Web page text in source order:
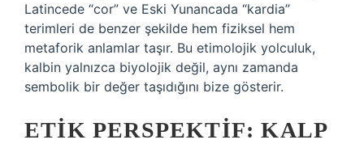
Latincede “cor” ve Eski Yunancada “kardia”
terimleri de benzer şekilde hem fiziksel hem
metaforik anlamlar taşır. Bu etimolojik yolculuk,
kalbin yalnızca biyolojik değil, aynı zamanda
sembolik bir değer taşıdığını bize gösterir.
ETIK PERSPEKTIF: KALP